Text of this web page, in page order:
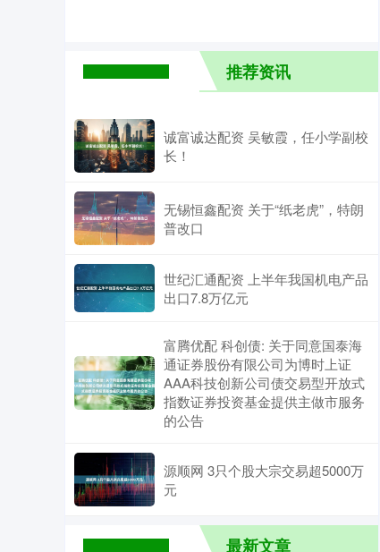
推荐资讯
诚富诚达配资 吴敏霞，任小学副校
长！
无锡恒鑫配资 关于“纸老虎”，特朗
普改口
世纪汇通配资 上半年我国机电产品
出口7.8万亿元
富腾优配 科创债: 关于同意国泰海
通证券股份有限公司为博时上证
AAA科技创新公司债交易型开放式
指数证券投资基金提供主做市服务
的公告
源顺网 3只个股大宗交易超5000万
元
最新文章